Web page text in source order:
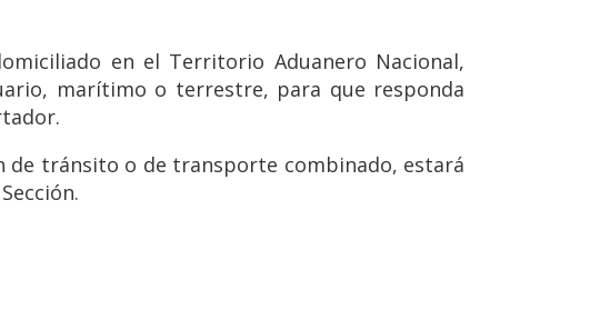
en el Territorio Aduanero Nacional,
marítimo o terrestre, para que responda
de tránsito o de transporte combinado, estará